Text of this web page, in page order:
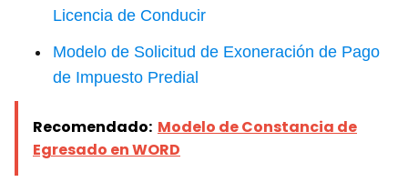
Licencia de Conducir
Modelo de Solicitud de Exoneración de Pago
de Impuesto Predial
Recomendado: Modelo de Constancia de
Egresado en WORD